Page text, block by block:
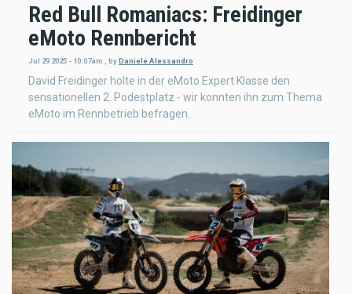
Red Bull Romaniacs: Freidinger
eMoto Rennbericht
Jul 29 2025 - 10:07am byDaniele Alessandro
David Freidinger holte in der eMoto Expert Klasse den
sensationellen 2. Podestplatz - wir konnten ihn zum Thema
eMoto im Rennbetrieb befragen.